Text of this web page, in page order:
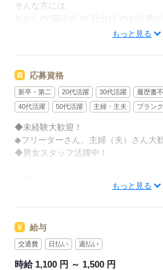
そんな方には
おかしの”箱詰め”や”仕分け”のお仕事が
軽いものをメインに扱うので
体への負担は少なめ。
作業は同じことを繰り返し行うので
未経験からでもすぐにできるようにな
＜その他にも…＞
●商品の検品・チェック
●梱包・ピッキング
●部品の組み立て・加工 など
アナタの希望に合ったお仕事を
お探しします！
「自宅の近く」「座り作業」など
なんでもご相談ください。
もっと見る
応募資格
新卒・第二 20代活躍 30代活躍 履歴書
40代活躍
50代活躍 主婦・主夫 ブラン
◆未経験大歓迎！
◆フリーターさん、主婦（夫）さん大
◆男女スタッフ活躍中！
お持ちの免許・資格を活かした
20代～50代と幅広い年齢の方が、
様々な職場で活躍中です！
もっと見る
給与
交通費 日払い 週払い
時給 1,100 円 ～ 1,500 円